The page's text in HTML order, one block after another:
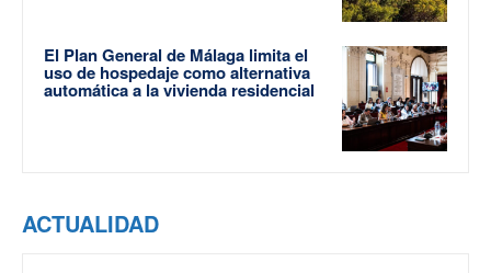
El Plan General de Málaga limita el
uso de hospedaje como alternativa
automática a la vivienda residencial
ACTUALIDAD